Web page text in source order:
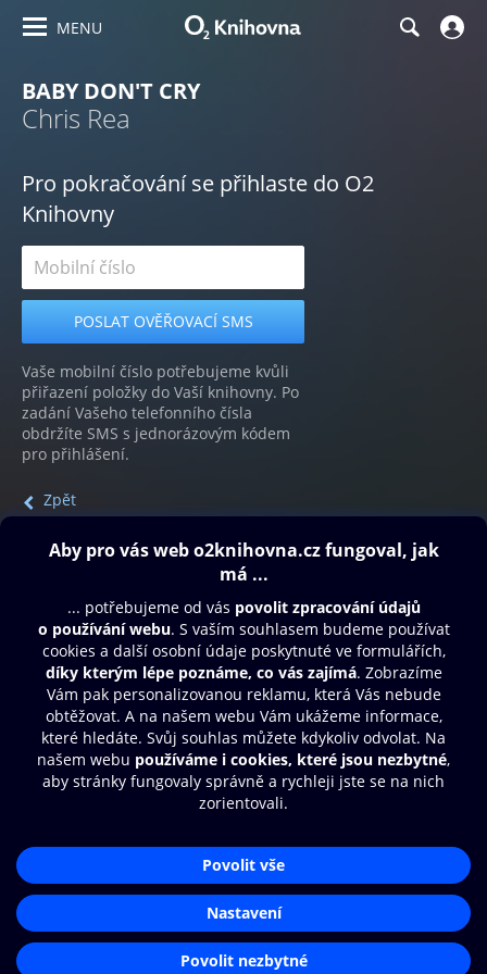
MENU
BABY DON'T CRY
Chris Rea
Pro pokračování se přihlaste do O2
Knihovny
Vaše mobilní číslo potřebujeme kvůli
přiřazení položky do Vaší knihovny. Po
zadání Vašeho telefonního čísla
obdržíte SMS s jednorázovým kódem
pro přihlášení.
Zpět
Obsah ke stažení
Moje O2 Knihovna
Další zábava
© O2 Czech Republic a.s.
Přístupnost
Zásady zpracování osobních údajů
Nastavení cookies
Aplikace O2 Knihovna
Čti a poslouchej své e-knihy a
audioknihy rychleji a pohodlněji.